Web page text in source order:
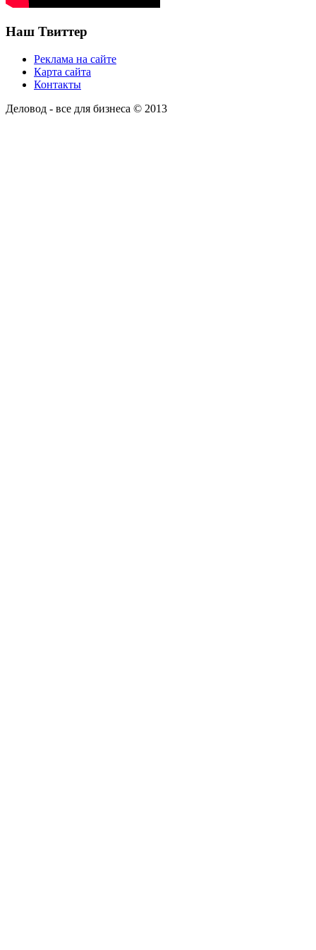
Наш Твиттер
Реклама на сайте
Карта сайта
Контакты
Деловод - все для бизнеса © 2013